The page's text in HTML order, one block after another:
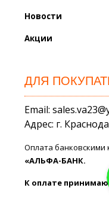
Новости
Акции
ДЛЯ
Email:
Адрес: г.
Оплата банковскими
«АЛЬФА-БАНК.
К оплате